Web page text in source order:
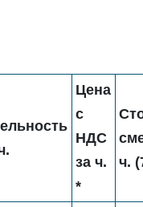
Цена
с
НДС
за ч.
*
ч.